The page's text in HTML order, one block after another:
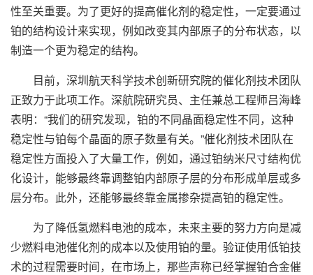
性至关重要。为了更好的提高催化剂的稳定性，一定要通过
铂的结构设计来实现，例如改变其内部原子的分布状态，以
制造一个更为稳定的结构。
目前，深圳航天科学技术创新研究院的催化剂技术团队
正致力于此项工作。深航院研究员、主任兼总工程师吕海峰
表明：“我们的研究发现，铂的不同晶面稳定性不同，这种
稳定性与铂每个晶面的原子数量有关。”催化剂技术团队在
稳定性方面投入了大量工作，例如，通过铂纳米尺寸结构优
化设计，能够最终靠调整铂内部原子层的分布形成单层或多
层分布。此外，还能够最终靠金属掺杂提高铂的稳定性。
为了降低氢燃料电池的成本，未来主要的努力方向是减
少燃料电池催化剂的成本以及使用铂的量。验证使用低铂技
术的过程需要时间，在市场上，那些声称已经掌握铂合金催